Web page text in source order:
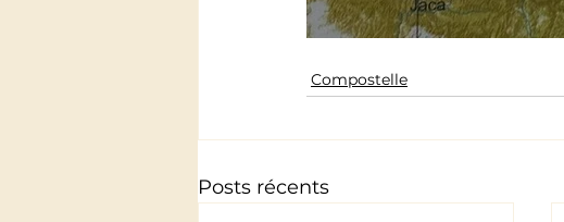
Compostelle
Posts récents